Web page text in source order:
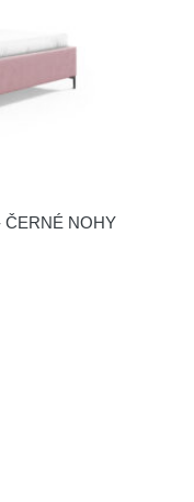
ČERNÉ NOHY